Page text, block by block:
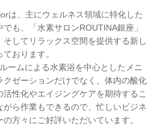
は、主にウェルネス領域に特化した
も、「水素サロンROUTINA銀座」
してリラックス空間を提供する新し
おります。
ームによる水素浴を中心としたメニ
クゼーションだけでなく、体内の酸化
性化やエイジングケアを期待するこ
がら作業もできるので、忙しいビジネ
方々にご好評いただいています。